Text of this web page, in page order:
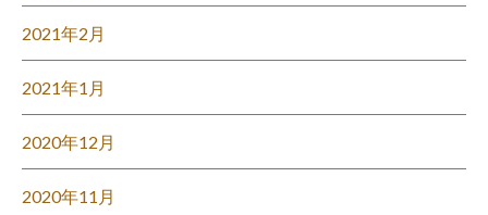
2021年2月
2021年1月
2020年12月
2020年11月